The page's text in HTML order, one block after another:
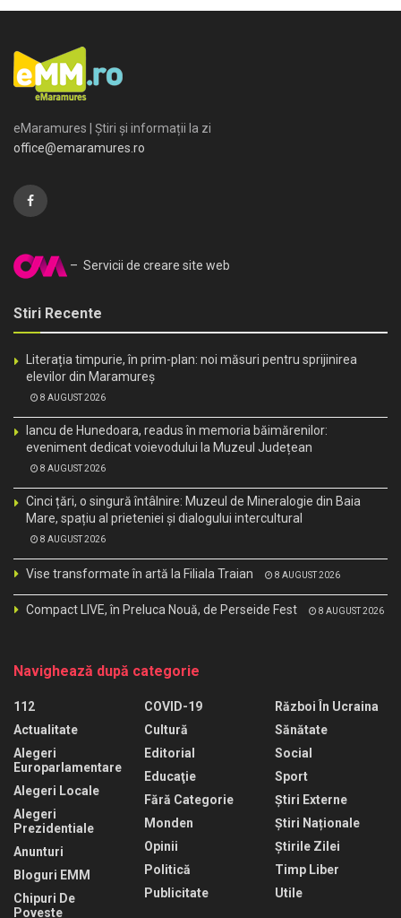
eMaramures | Știri și informații la zi
office@emaramures.ro
– Servicii de creare site web
Stiri Recente
Literația timpurie, în prim-plan: noi măsuri pentru sprijinirea
elevilor din Maramureș
8 AUGUST 2026
Iancu de Hunedoara, readus în memoria băimărenilor:
eveniment dedicat voievodului la Muzeul Județean
8 AUGUST 2026
Cinci țări, o singură întâlnire: Muzeul de Mineralogie din Baia
Mare, spațiu al prieteniei și dialogului intercultural
8 AUGUST 2026
Vise transformate în artă la Filiala Traian 8 AUGUST 2026
Compact LIVE, în Preluca Nouă, de Perseide Fest 8 AUGUST 2026
Navighează după categorie
112
Actualitate
Alegeri
Europarlamentare
Alegeri Locale
Alegeri
Prezidentiale
Anunturi
Bloguri EMM
Chipuri De
Poveste
COVID-19
Cultură
Editorial
Educaţie
Fără Categorie
Monden
Opinii
Politică
Publicitate
Război În Ucraina
Sănătate
Social
Sport
Știri Externe
Știri Naționale
Știrile Zilei
Timp Liber
Utile